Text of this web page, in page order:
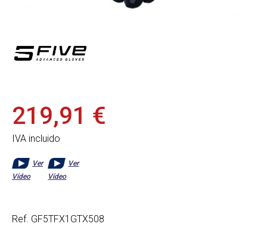
219,91 €
IVA incluido
Ver
Vídeo
Ver
Vídeo
Ref. GF5TFX1GTX508